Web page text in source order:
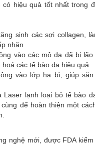
có hiệu quả tốt nhất trong
sinh các sợi collagen,
nhăn
vào các mô da đã bị
hoá các tế bào da hiệu quả
vào lớp hạ bì, giúp
Laser lạnh loại bỏ tế bào
để hoàn thiện một
nghệ mới, được FDA